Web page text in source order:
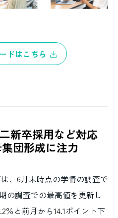
ドはこちら
新卒採用など対応
団形成に注力
、 6月末時点の学情の調査で
の調査での最高値を更新し
％と前月から14.1ポイント下